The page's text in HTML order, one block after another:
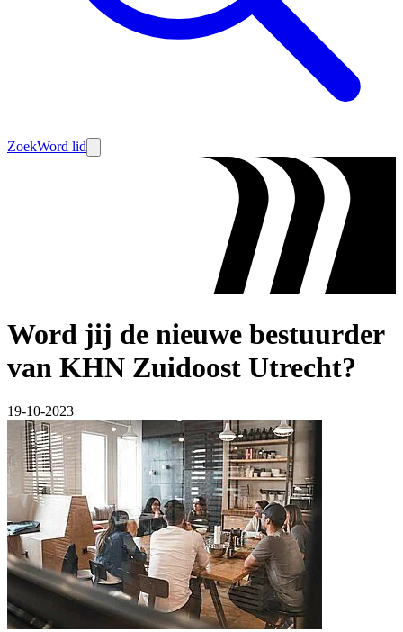
ZoekWord lid
Word jij de nieuwe bestuurder
van KHN Zuidoost Utrecht?
19-10-2023